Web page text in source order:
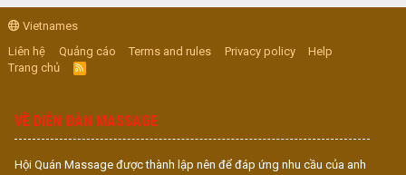
Vietnames
Liên hệ
Quảng cáo Terms and rules Privacy policy
Help
Trang chủ
R
S
VỀ DIỄN ĐÀN MASSAGE
Hội Quán Massage được thành lập nên để đáp ứng nhu cầu của anh